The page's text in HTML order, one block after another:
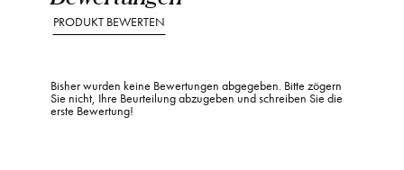
PRODUKT BEWERTEN
Bisher wurden keine Bewertungen abgegeben. Bitte zögern
Sie nicht, Ihre Beurteilung abzugeben und schreiben Sie die
erste Bewertung!